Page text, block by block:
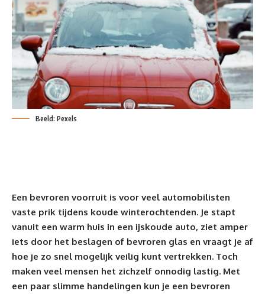
Beeld: Pexels
Een bevroren voorruit is voor veel automobilisten
vaste prik tijdens koude winterochtenden. Je stapt
vanuit een warm huis in een ijskoude auto, ziet amper
iets door het beslagen of bevroren glas en vraagt je af
hoe je zo snel mogelijk veilig kunt vertrekken. Toch
maken veel mensen het zichzelf onnodig lastig. Met
een paar slimme handelingen kun je een bevroren